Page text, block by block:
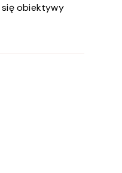
się obiektywy